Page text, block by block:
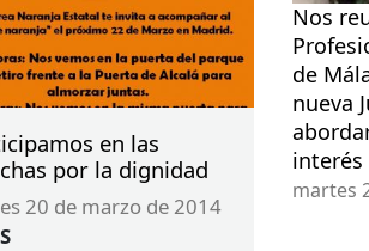
en las
por la dignidad
20 de marzo de 2014
Nos
de
nueva
martes